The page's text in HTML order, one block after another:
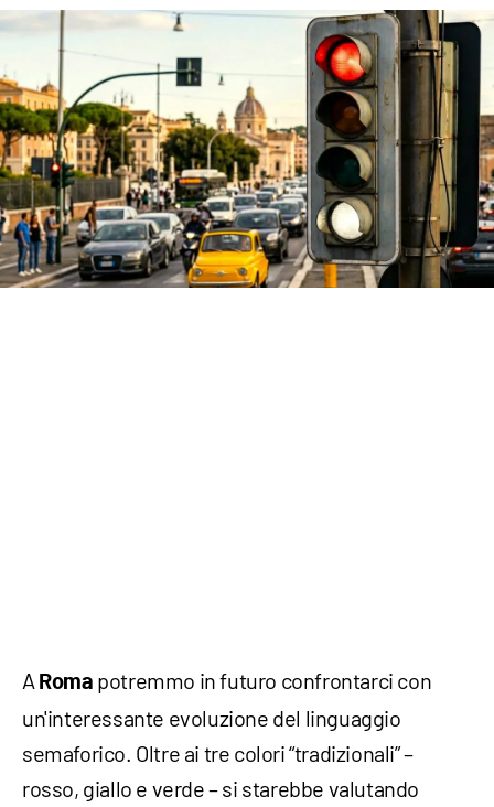
A Roma potremmo in futuro confrontarci con
un'interessante evoluzione del linguaggio
semaforico. Oltre ai tre colori “tradizionali” –
rosso, giallo e verde – si starebbe valutando